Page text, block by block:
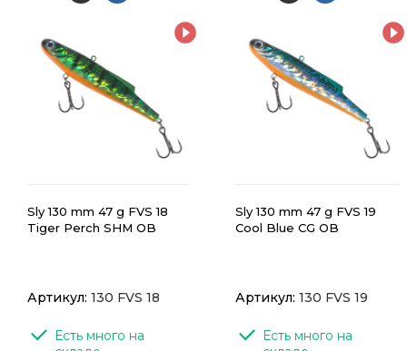
Sly 130 mm 47 g FVS 18
Tiger Perch SHM OB
Артикул: 130 FVS 18
Есть много на
Sly 130 mm 47 g FVS 19
Cool Blue CG OB
Артикул: 130 FVS 19
Есть много на